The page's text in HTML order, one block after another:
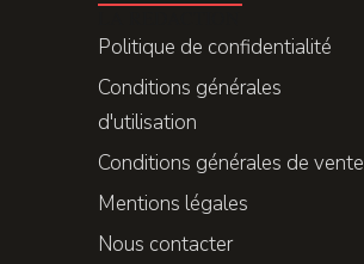
Politique de confidentialité
Conditions générales
d'utilisation
Conditions générales de vente
Mentions légales
Nous contacter